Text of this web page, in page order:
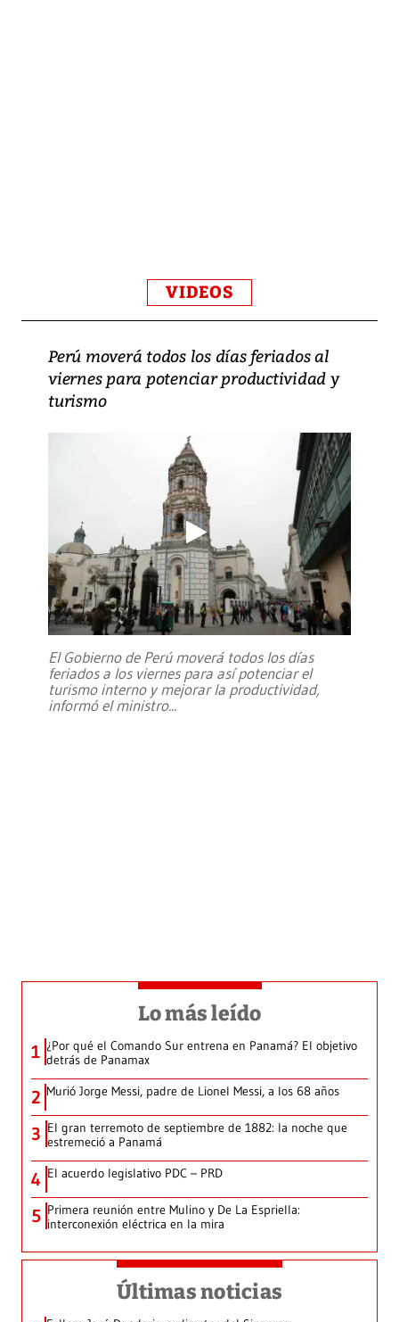
VIDEOS
Perú moverá todos los días feriados al
viernes para potenciar productividad y
turismo
El Gobierno de Perú moverá todos los días
feriados a los viernes para así potenciar el
turismo interno y mejorar la productividad,
informó el ministro...
Lo más leído
1 ¿Por qué el Comando Sur entrena en Panamá? El objetivo
detrás de Panamax
2 Murió Jorge Messi, padre de Lionel Messi, a los 68 años
3 El gran terremoto de septiembre de 1882: la noche que
estremeció a Panamá
4 El acuerdo legislativo PDC – PRD
5 Primera reunión entre Mulino y De La Espriella:
interconexión eléctrica en la mira
Últimas noticias